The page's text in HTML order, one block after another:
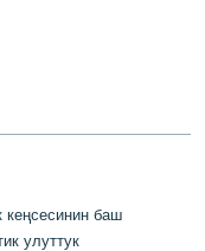
кеңсесинин баш
улуттук